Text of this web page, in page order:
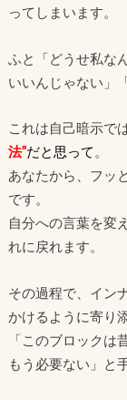
ってしまいます。
ふと「どうせ私な
いいんじゃない」
これは自己暗示で
法”だと思って 。
あなたから、フッ
です。
自分への言葉を変
れに戻れます。
その過程で、イン
かけるように寄り
「このブロック
もう必要ない」と